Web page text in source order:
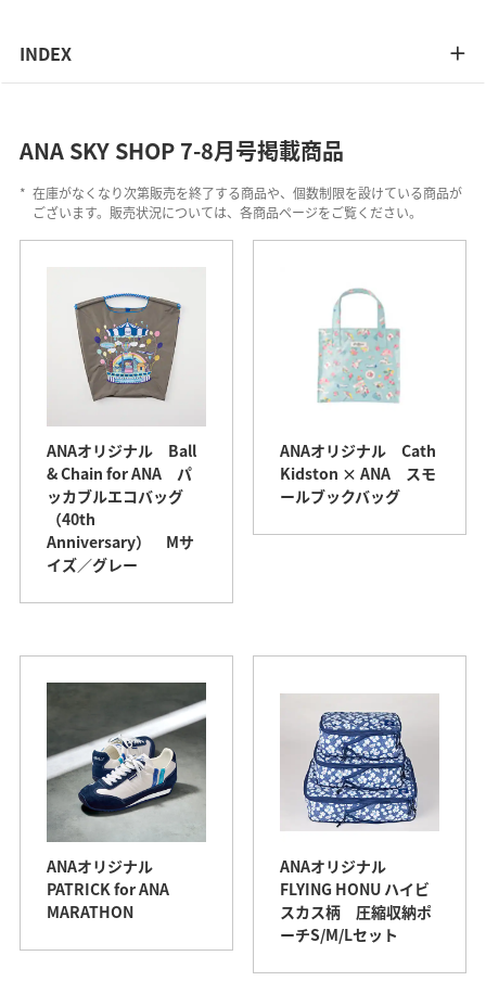
INDEX
ANA SKY SHOP 7-8月号掲載商品
* 在庫がなくなり次第販売を終了する商品や、個数制限を設けている商品が
ございます。販売状況については、各商品ページをご覧ください。
ANAオリジナル Ball
& Chain for ANA パ
ッカブルエコバッグ
（40th
Anniversary） Mサ
イズ／グレー
ANAオリジナル Cath
Kidston × ANA スモ
ールブックバッグ
ANAオリジナル
PATRICK for ANA
MARATHON
ANAオリジナル
FLYING HONU ハイビ
スカス柄 圧縮収納ポ
ーチS/M/Lセット